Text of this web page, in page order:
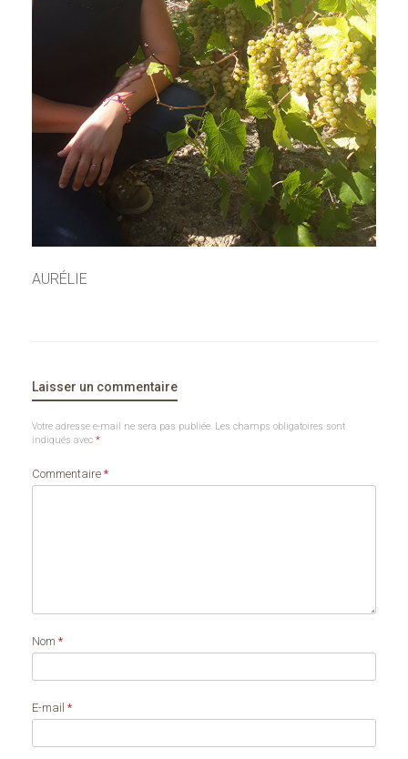
AURÉLIE
Laisser un commentaire
Votre adresse e-mail ne sera pas publiée. Les champs obligatoires sont
indiqués avec *
Commentaire *
Nom *
E-mail *